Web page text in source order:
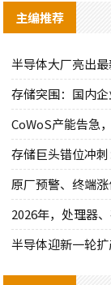
主编推荐
半导体大厂亮出
存储突围：国内
CoWoS产能告急
存储巨头错位冲
原厂预警、终端
2026年，处理器
半导体迎新一轮